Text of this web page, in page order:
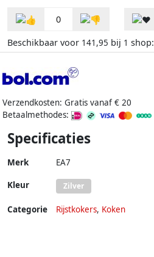
0
Beschikbaar voor 141,95 bij 1 shop:
Verzendkosten: Gratis vanaf € 20
Betaalmethodes:
Specificaties
Merk EA7
Kleur Zilver
Categorie Rijstkokers, Koken